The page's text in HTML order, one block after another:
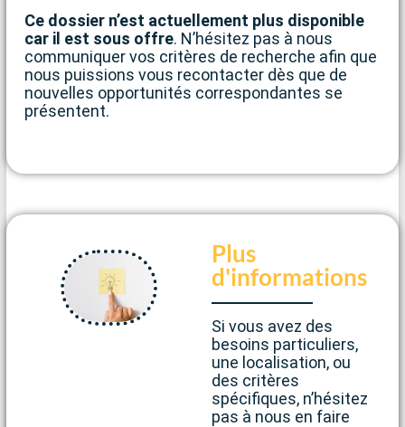
Ce dossier n’est actuellement plus disponible
car il est sous offre. N’hésitez pas à nous
communiquer vos critères de recherche afin que
nous puissions vous recontacter dès que de
nouvelles opportunités correspondantes se
présentent.
Plus
d'informations
Si vous avez des
besoins particuliers,
une localisation, ou
des critères
spécifiques, n’hésitez
pas à nous en faire